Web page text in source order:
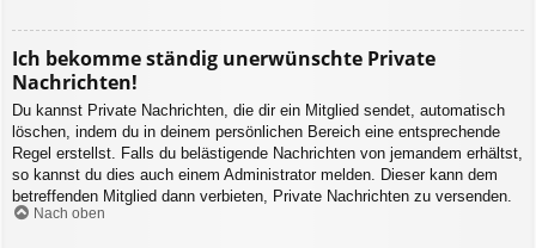
Ich bekomme ständig unerwünschte Private
Nachrichten!
Du kannst Private Nachrichten, die dir ein Mitglied sendet, automatisch
löschen, indem du in deinem persönlichen Bereich eine entsprechende
Regel erstellst. Falls du belästigende Nachrichten von jemandem erhältst,
so kannst du dies auch einem Administrator melden. Dieser kann dem
betreffenden Mitglied dann verbieten, Private Nachrichten zu versenden.
Nach oben